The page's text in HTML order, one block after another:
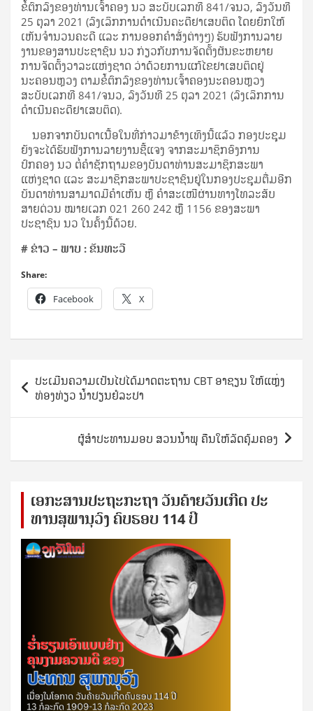
ຂໍ້ຕົກລົງຂອງທ່ານເຈົ້າຄອງ ນວ ສະບັບເລກທີ 841/ຈນວ, ລົງວັນທີ
25 ຕຸລາ 2021 (ລົງເລິກການດຳເນີນຄະດີຢາເສບຕິດ ໂດຍຍົກໃຫ້
ເຫັນຈໍານວນຄະດີ ແລະ ການອອກຄໍາສັ່ງຕ່າງໆ) ຮັບຟັງການລາຍ
ງານຂອງສານປະຊາຊົນ ນວ ກ່ຽວກັບການຈັດຕັ້ງຜັນຂະຫຍາຍ
ການຈັດຕັ້ງວາລະແຫ່ງຊາດ ວ່າດ້ວຍການແກ້ໄຂຢາເສບຕິດຢູ່
ນະຄອນຫຼວງ ຕາມຂໍ້ຕົກລົງຂອງທ່ານເຈົ້າຄອງນະຄອນຫຼວງ
ສະບັບເລກທີ 841/ຈນວ, ລົງວັນທີ 25 ຕຸລາ 2021 (ລົງເລິກການ
ດຳເນີນຄະດີຢາເສບຕິດ).
ນອກຈາກບັນດາເນື້ອໃນທີ່ກ່າວມາຂ້າງເທິງນີ້ແລ້ວ ກອງປະຊຸມ
ຍັງຈະໄດ້ຮັບຟັງການລາຍງານຊີ້ແຈງ ຈາກສະມາຊິກອົງການ
ປົກຄອງ ນວ ຕໍ່ຄຳຊັກຖາມຂອງບັນດາທ່ານສະມາຊິກສະພາ
ແຫ່ງຊາດ ແລະ ສະມາຊິກສະພາປະຊາຊົນຢູ່ໃນກອງປະຊຸມຕື່ມອີກ
ບັນດາທ່ານສາມາດມີຄໍາເຫັນ ຫຼື ຄໍາສະເໜີຜ່ານທາງໂທລະສັບ
ສາຍດ່ວນ ໝາຍເລກ 021 260 242 ຫຼື 1156 ຂອງສະພາ
ປະຊາຊົນ ນວ ໃນຄັ້ງນີ້ດ້ວຍ.
# ຂ່າວ – ພາບ : ຂັນທະວີ
Share:
Facebook X
navigation
ປະເມີນຄວາມເປັນໄປໄດ້ມາດຕະຖານ CBT ອາຊຽນ ໃຫ້ແຫຼ່ງ
ທ່ອງທ່ຽວ ນໍ້າປຽນຢໍລະປາ
ຜູ້​ສຳ​ປະ​ທານມອບ​ ສວນ​ນ້ຳ​ພຸ ​ຄືນ​ໃຫ້​ລັດ​ຄຸ້​ມ​ຄອງ
ເອ​ກະ​ສານ​ປະ​ຖະ​ກະ​ຖ​າ ວັນ​ຄ້າຍ​ວັນ​ເກີດ ປ​ະ​
ທານ​ສຸ​ພາ​ນຸ​ວົງ ຄົບ​ຮອບ 114 ປີ